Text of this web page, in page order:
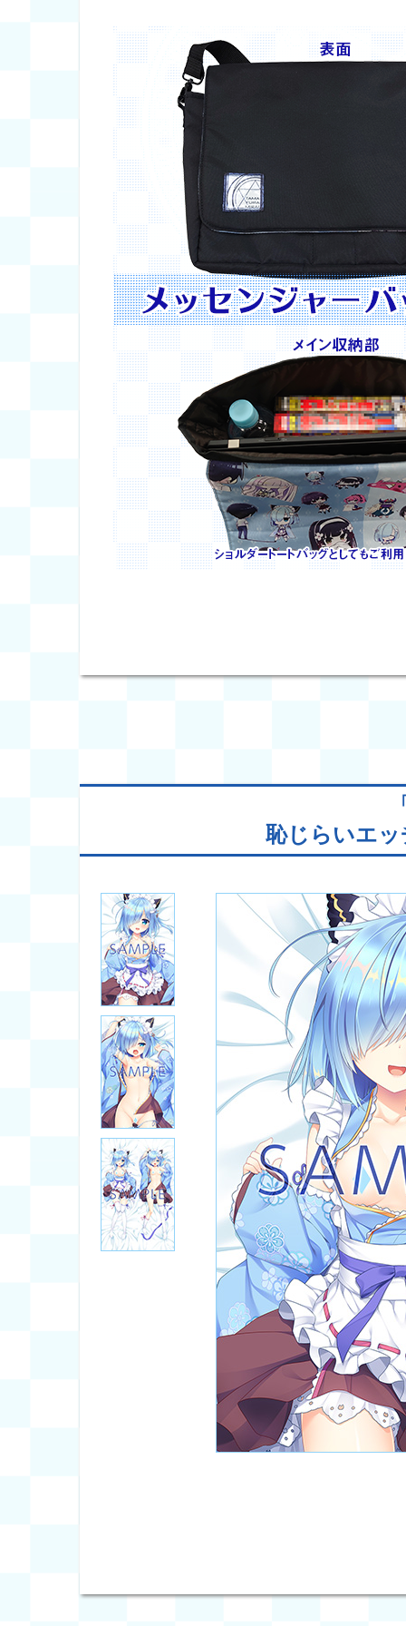
恥じらいエッ